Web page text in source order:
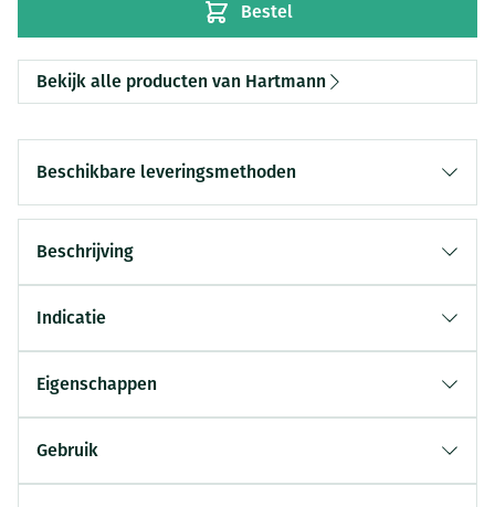
Bestel
Bekijk alle producten van Hartmann
Beschikbare leveringsmethoden
Beschrijving
Indicatie
Eigenschappen
Gebruik